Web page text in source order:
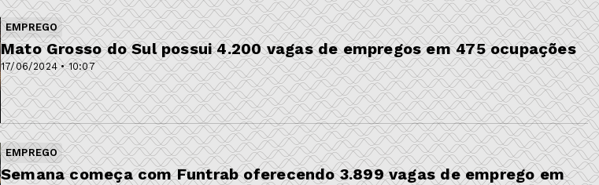
EMPREGO
17/06/2024 • 10:07
Mato Grosso do Sul possui 4.200 vagas de empregos em 475 ocupações
EMPREGO
Semana começa com Funtrab oferecendo 3.899 vagas de emprego em